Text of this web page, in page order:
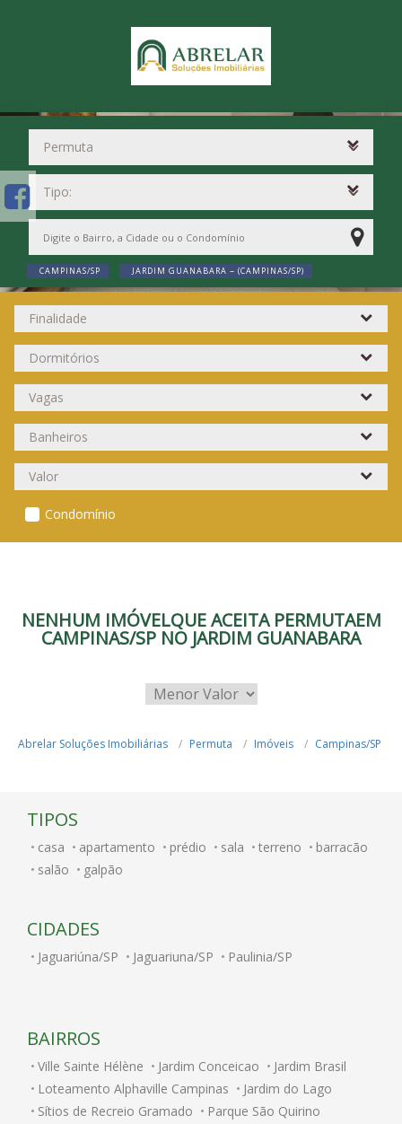
CAMPINAS/SP JARDIM GUANABARA ~ (CAMPINAS/SP)
Condomínio
NENHUM IMÓVELQUE ACEITA PERMUTAEM
CAMPINAS/SP NO JARDIM GUANABARA
Abrelar Soluções Imobiliárias Permuta Imóveis Campinas/SP
TIPOS
casa apartamento prédio sala terreno
barracão
salão
galpão
CIDADES
Jaguariúna/SP Jaguariuna/SP Paulinia/SP
BAIRROS
Ville Sainte Hélène Jardim Conceicao
Jardim Brasil
Loteamento Alphaville Campinas
Jardim do Lago
Sítios de Recreio Gramado
Parque São Quirino